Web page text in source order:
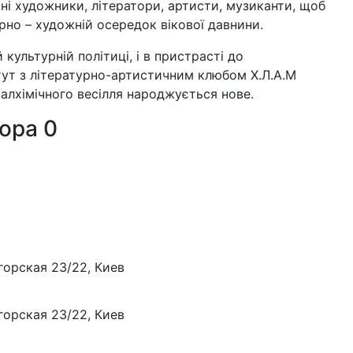
художники, літератори, артисти, музиканти, щоб
– художній осередок вікової давнини.
політиці, і в пристрасті до
з літературно-артистичним клюбом Х.Л.А.М
весілля народжується нове.
0
23/22, Киев
23/22, Киев